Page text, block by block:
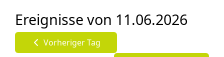
Ereignisse von 11.06.2026
Vorheriger Tag